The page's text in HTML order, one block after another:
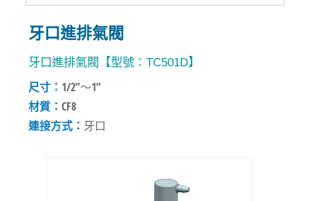
牙口進排氣閥
牙口進排氣閥【型號：TC501D】
尺寸： 1/2”～1”
材質： CF8
連接方式： 牙口